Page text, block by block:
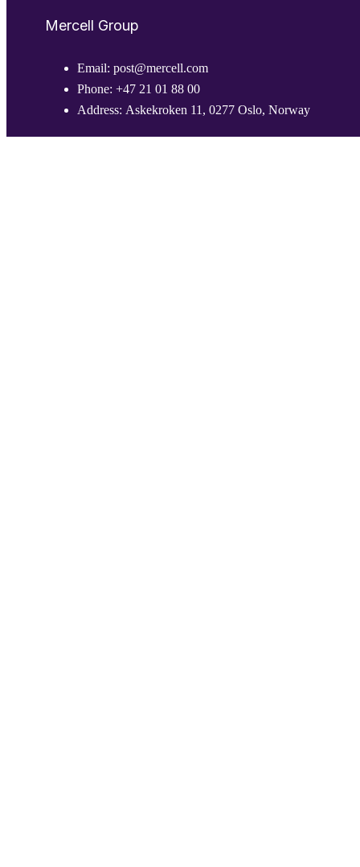
Mercell Group
Email: post@mercell.com
Phone: +47 21 01 88 00
Address: Askekroken 11, 0277 Oslo, Norway